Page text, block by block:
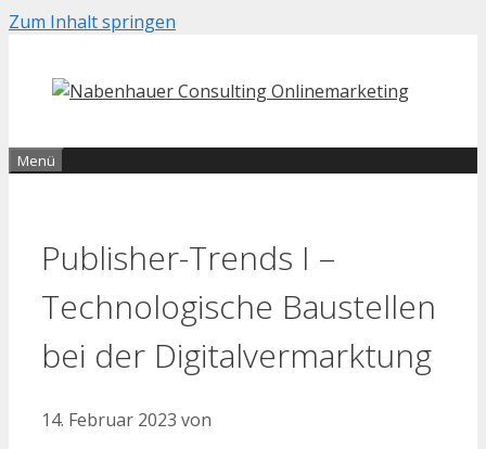
Zum Inhalt springen
Menü
Publisher-Trends I –
Technologische Baustellen
bei der Digitalvermarktung
14. Februar 2023 von